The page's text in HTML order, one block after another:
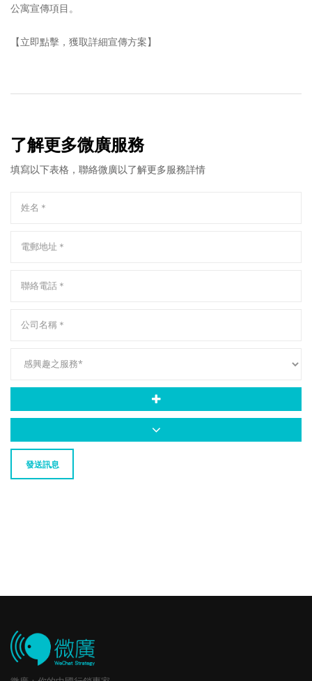
公寓宣傳項目。
【立即點擊，獲取詳細宣傳方案】
了解更多微廣服務
填寫以下表格，聯絡微廣以了解更多服務詳情
發送訊息